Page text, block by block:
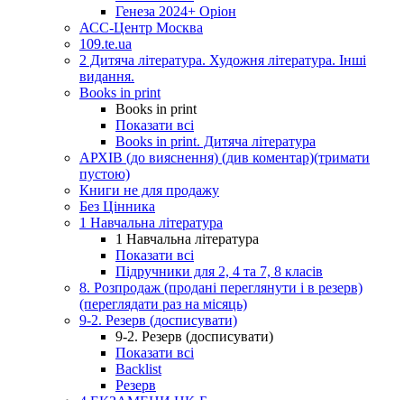
Генеза 2024+ Оріон
АСС-Центр Москва
109.te.ua
2 Дитяча література. Художня література. Інші
видання.
Books in print
Books in print
Показати всі
Books in print. Дитяча література
АРХІВ (до вияснення) (див коментар)(тримати
пустою)
Книги не для продажу
Без Цінника
1 Навчальна література
1 Навчальна література
Показати всі
Підручники для 2, 4 та 7, 8 класів
8. Розпродаж (продані переглянути і в резерв)
(переглядати раз на місяць)
9-2. Резерв (досписувати)
9-2. Резерв (досписувати)
Показати всі
Backlist
Резерв